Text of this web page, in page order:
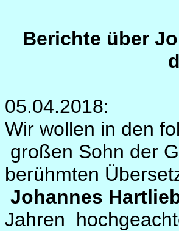
Berichte über
05.04.2018:
Wir wollen in den
großen Sohn der
berühmten
Johannes
Jahren